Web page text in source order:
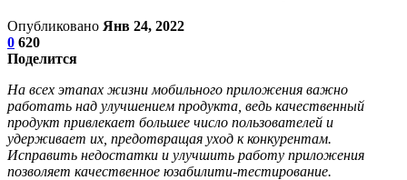
Опубликовано Янв 24, 2022
0 620
Поделится
На всех этапах жизни мобильного приложения важно
работать над улучшением продукта, ведь качественный
продукт привлекает большее число пользователей и
удерживает их, предотвращая уход к конкурентам.
Исправить недостатки и улучшить работу приложения
позволяет качественное юзабилити-тестирование.